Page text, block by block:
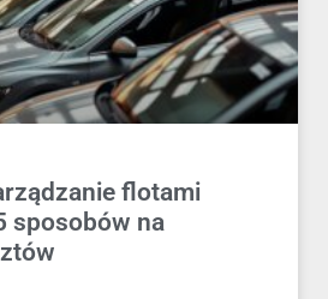
flotami
sposobów na